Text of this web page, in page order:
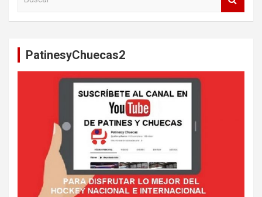
PatinesyChuecas2